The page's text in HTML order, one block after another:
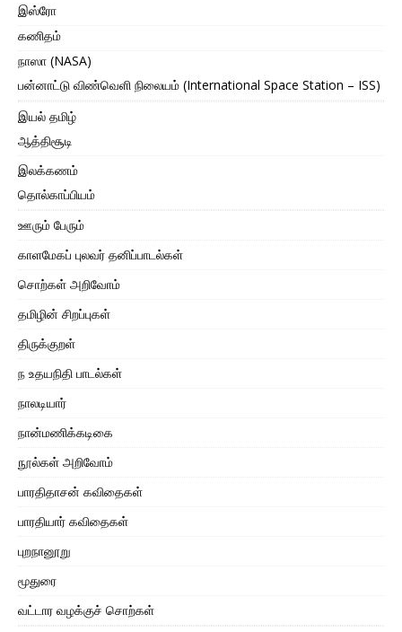
இஸ்ரோ
கணிதம்
நாஸா (NASA)
பன்னாட்டு விண்வெளி நிலையம் (International Space Station – ISS)
இயல் தமிழ்
ஆத்திசூடி
இலக்கணம்
தொல்காப்பியம்
ஊரும் பேரும்
காளமேகப் புலவர் தனிப்பாடல்கள்
சொற்கள் அறிவோம்
தமிழின் சிறப்புகள்
திருக்குறள்
ந உதயநிதி பாடல்கள்
நாலடியார்
நான்மணிக்கடிகை
நூல்கள் அறிவோம்
பாரதிதாசன் கவிதைகள்
பாரதியார் கவிதைகள்
புறநானூறு
மூதுரை
வட்டார வழக்குச் சொற்கள்